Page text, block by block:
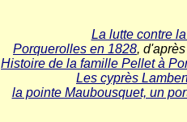
La lutte contre
Porquerolles en 1828,
Histoire de la famille Pellet à
Les cyprès
la pointe Maubousquet, un